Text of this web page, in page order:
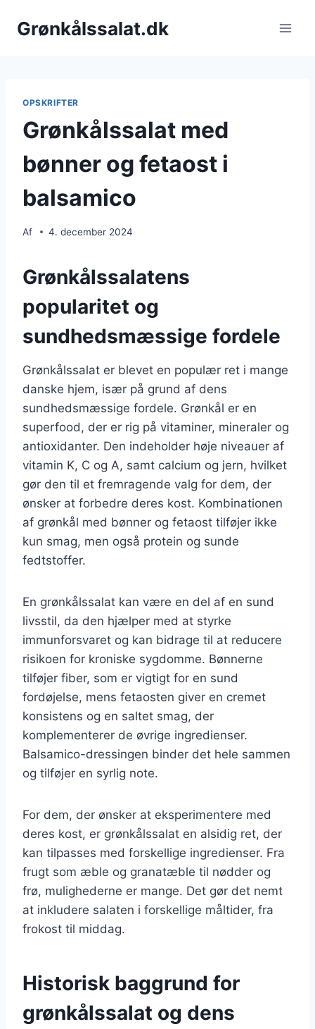
Grønkålssalat.dk
OPSKRIFTER
Grønkålssalat med
bønner og fetaost i
balsamico
Af 4. december 2024
Grønkålssalatens
popularitet og
sundhedsmæssige fordele
Grønkålssalat er blevet en populær ret i mange
danske hjem, især på grund af dens
sundhedsmæssige fordele. Grønkål er en
superfood, der er rig på vitaminer, mineraler og
antioxidanter. Den indeholder høje niveauer af
vitamin K, C og A, samt calcium og jern, hvilket
gør den til et fremragende valg for dem, der
ønsker at forbedre deres kost. Kombinationen
af grønkål med bønner og fetaost tilføjer ikke
kun smag, men også protein og sunde
fedtstoffer.
En grønkålssalat kan være en del af en sund
livsstil, da den hjælper med at styrke
immunforsvaret og kan bidrage til at reducere
risikoen for kroniske sygdomme. Bønnerne
tilføjer fiber, som er vigtigt for en sund
fordøjelse, mens fetaosten giver en cremet
konsistens og en saltet smag, der
komplementerer de øvrige ingredienser.
Balsamico-dressingen binder det hele sammen
og tilføjer en syrlig note.
For dem, der ønsker at eksperimentere med
deres kost, er grønkålssalat en alsidig ret, der
kan tilpasses med forskellige ingredienser. Fra
frugt som æble og granatæble til nødder og
frø, mulighederne er mange. Det gør det nemt
at inkludere salaten i forskellige måltider, fra
frokost til middag.
Historisk baggrund for
grønkålssalat og dens